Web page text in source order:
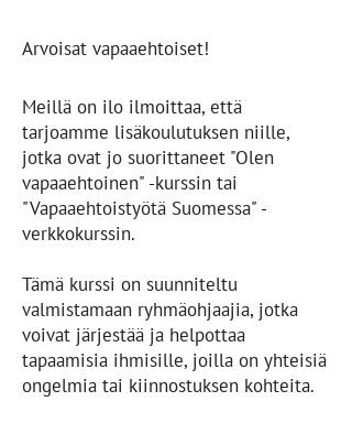
Arvoisat vapaaehtoiset!
Meillä on ilo ilmoittaa, että
tarjoamme lisäkoulutuksen niille,
jotka ovat jo suorittaneet "Olen
vapaaehtoinen" -kurssin tai
"Vapaaehtoistyötä Suomessa" -
verkkokurssin.
Tämä kurssi on suunniteltu
valmistamaan ryhmäohjaajia, jotka
voivat järjestää ja helpottaa
tapaamisia ihmisille, joilla on yhteisiä
ongelmia tai kiinnostuksen kohteita.